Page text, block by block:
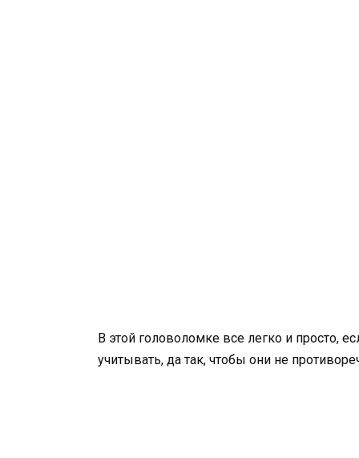
В этой головоломке все легко и просто,
учитывать, да так, чтобы они не